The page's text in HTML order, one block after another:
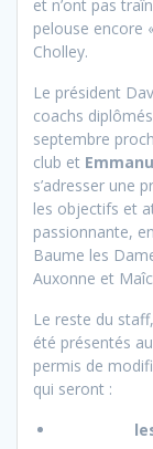
et n’ont pas
pelouse encore
Cholley.
Le président
coachs
septembre
club et
s’adresser une
les objectifs et
passionnante,
Baume les
Auxonne et
Le reste du
été présentés
permis de
qui seront :